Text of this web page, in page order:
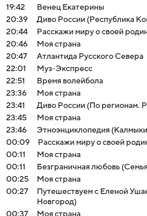
19:42
Венец Екатерины
20:39
Диво России (Республика
20:44
Расскажи миру о своей
20:46
Моя страна
20:47
Атлантида Русского Севера
22:01
Муз-Экспресс
22:51
Время волейбола
23:36
Моя страна
23:41
Диво России (По регионам.
23:45
Моя страна
23:46
Этноэнциклопедия
00:09
Расскажи миру о своей
00:11
Моя страна
00:11
Безграничная любовь
00:25
Моя страна
00:27
Путешествуем с Еленой
Новгород)
00:37
Моя страна